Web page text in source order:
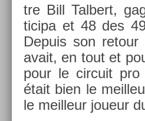
tre Bill Tal­bert,
ticipa et 48 des
De­puis son
avait, en tout et
pour le cir­cuit pro
était bien le
le meil­leur joueur